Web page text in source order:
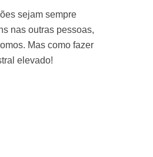
sejam sempre
nas outras pessoas,
Mas como fazer
elevado!